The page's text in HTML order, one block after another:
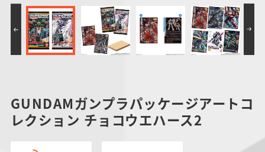
PROJECT R.E.D.・
スーパー戦隊シリー
ズ
ポケットモンスター
サンリオキャラクタ
ーズ
つりグミ SMPシリーズ キャラデコ
GUNDAMガンプラパッケージアートコ
レクション チョコウエハース2